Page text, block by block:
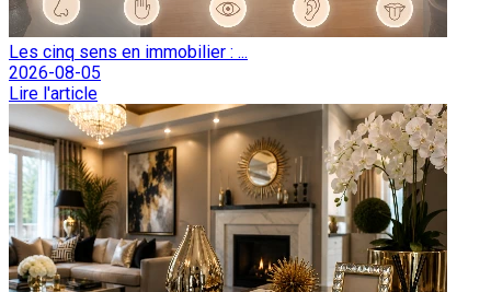
Les cinq sens en immobilier : ...
2026-08-05
Lire l'article